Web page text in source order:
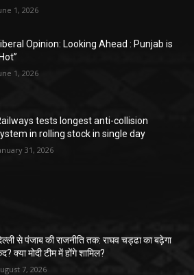
1, 2026
Opinion: Looking Ahead : Punjab is
1, 2026
tests longest anti-collision
in rolling stock in single day
31, 2026
से पंजाब की राजनीति तक: राघव चड्ढा का बढ़ेगा
क्या मोदी टीम में होंगे शामिल?
7, 2026